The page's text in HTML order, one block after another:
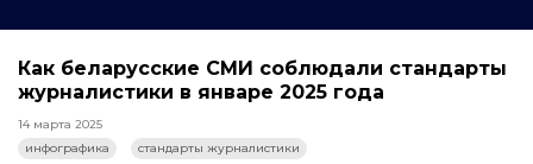
Как беларусские СМИ соблюдали стандарты
журналистики в январе 2025 года
14 марта 2025
инфографика
стандарты журналистики